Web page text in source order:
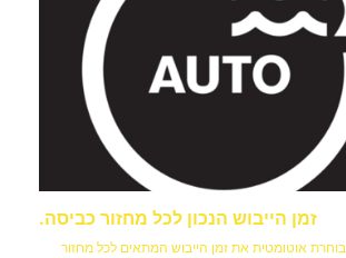
זמן הייבוש הנכון לכל מחזור כביסה.
מערכת AutoAdjust בוחרת אוטומטית את זמן הייבוש המתאים לכל מחזור